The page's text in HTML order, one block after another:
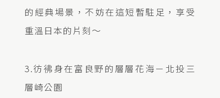
的經典場景，不妨在這短暫駐足，享受
重溫日本的片刻～
3.彷彿身在富良野的層層花海－北投三
層崎公園